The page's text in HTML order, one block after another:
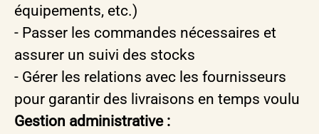
équipements, etc.)
- Passer les commandes nécessaires et
assurer un suivi des stocks
- Gérer les relations avec les fournisseurs
pour garantir des livraisons en temps voulu
Gestion administrative :